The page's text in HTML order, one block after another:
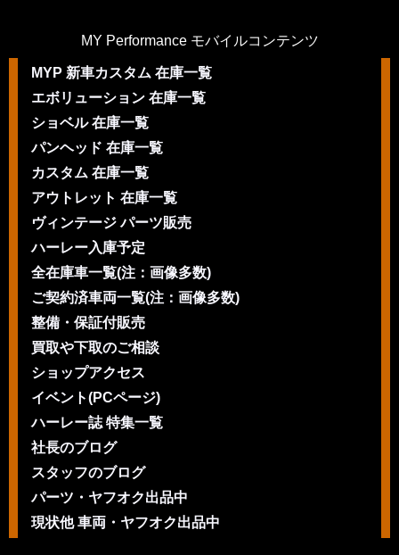
MY Performance モバイルコンテンツ
MYP 新車カスタム 在庫一覧
エボリューション 在庫一覧
ショベル 在庫一覧
パンヘッド 在庫一覧
カスタム 在庫一覧
アウトレット 在庫一覧
ヴィンテージ パーツ販売
ハーレー入庫予定
全在庫車一覧(注：画像多数)
ご契約済車両一覧(注：画像多数)
整備・保証付販売
買取や下取のご相談
ショップアクセス
イベント(PCページ)
ハーレー誌 特集一覧
社長のブログ
スタッフのブログ
パーツ・ヤフオク出品中
現状他 車両・ヤフオク出品中